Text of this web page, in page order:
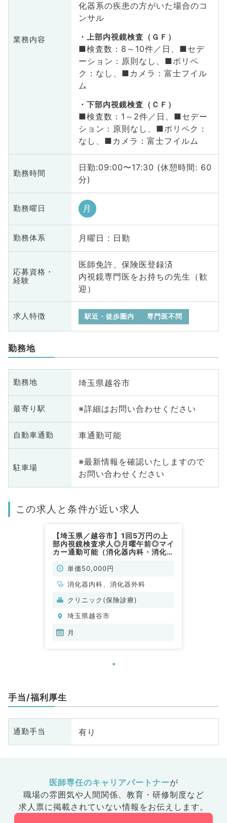
業務内容
化器系の疾患の方がいた場合のコ
ンサル
上部内視鏡検査（ＧＦ）
■検査数：8～10件／日、■セデ
ーション：原則なし、■ポリペ
ク：なし、■カメラ：富士フイル
ム
下部内視鏡検査（ＣＦ）
■検査数：1～2件／日、■セデー
ション：原則なし、■ポリペク：
なし、■カメラ：富士フイルム
勤務時間
日勤:09:00〜17:30 (休憩時間: 60
分)
勤務曜日 月
勤務体系 月曜日 : 日勤
応募資格・
経験
医師免許、保険医登録済
内視鏡専門医をお持ちの先生（歓
迎）
求人特徴 駅近・徒歩圏内 専門医不問
勤務地
勤務地 埼玉県越谷市
最寄り駅 ※詳細はお問い合わせください
自動車通勤 車通勤可能
駐車場
※最新情報を確認いたしますので
お問い合わせください
この求人と条件が近い求人
【埼玉県／越谷市】1回5万円の上
部内視鏡検査求人◎月曜午前◎マイ
カー通勤可能（消化器内科・消化器
単価50,000円
消化器内科、消化器外科
クリニック(保険診療)
埼玉県越谷市
月
手当/福利厚生
通勤手当 有り
医師専任のキャリアパートナーが
職場の雰囲気や人間関係、 教育・研修制度など
求人票に掲載されていない情報をお伝えします。